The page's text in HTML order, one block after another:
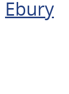
Ebury